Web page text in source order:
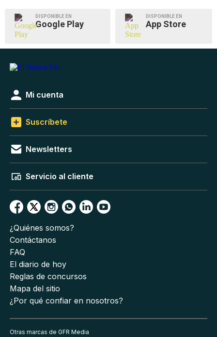
DISPONIBLE EN
Google Play
DISPONIBLE EN
App Store
Mi cuenta
Suscríbete
Newsletters
Servicio al cliente
¿Quiénes somos?
Contáctanos
FAQ
El diario de hoy
Reglas de concursos
Mapa del sitio
¿Por qué confiar en nosotros?
Otras marcas de GFR Media